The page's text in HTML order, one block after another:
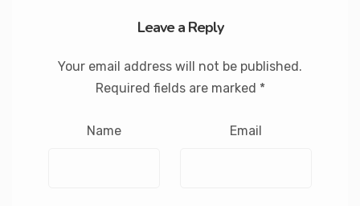
Leave a Reply
Your email address will not be published.
Required fields are marked *
Name Email